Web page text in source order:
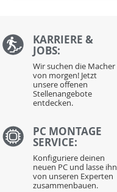
KARRIERE &
JOBS:
Wir suchen die Macher
von morgen! Jetzt
unsere offenen
Stellenangebote
entdecken.
PC MONTAGE
SERVICE:
Konfiguriere deinen
neuen PC und lasse ihn
von unseren Experten
zusammenbauen.